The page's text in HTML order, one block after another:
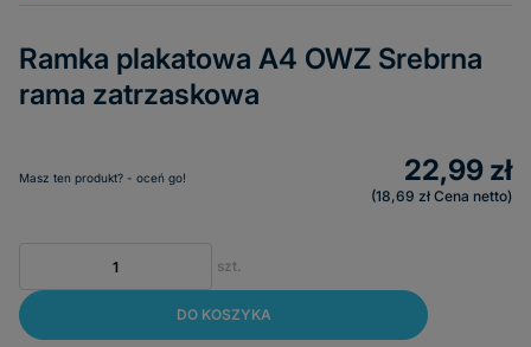
Ramka plakatowa A4 OWZ Srebrna
rama zatrzaskowa
Masz ten produkt? - oceń go! 22,99 zł
18,69 zł Cena netto
szt.
DO KOSZYKA